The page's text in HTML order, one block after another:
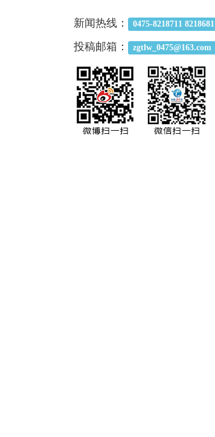
新闻热线： 0475-8218711 8218681
投稿邮箱： zgtlw_0475@163.com